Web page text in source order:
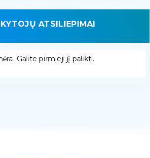
ATSILIEPIMAI
Galite pirmieji jį palikti.